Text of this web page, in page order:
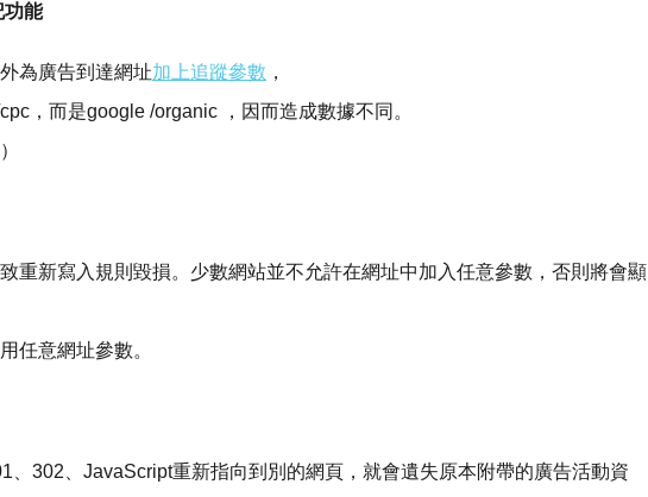
功能
為廣告到達網址加上追蹤參數 ，
，而是google /organic ，因而造成數據不同。
）
重新寫入規則毀損。少數網站並不允許在網址中加入任意參數，否則將會顯
任意網址參數。
、302、JavaScript重新指向到別的網頁，就會遺失原本附帶的廣告活動資